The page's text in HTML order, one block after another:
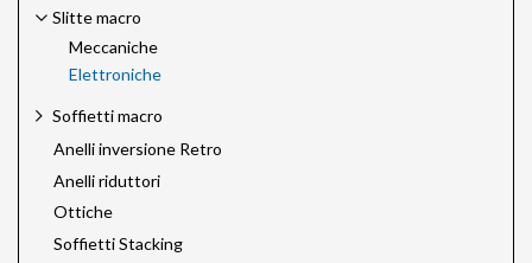
Slitte macro
Meccaniche
Elettroniche
Soffietti macro
Anelli inversione Retro
Anelli riduttori
Ottiche
Soffietti Stacking